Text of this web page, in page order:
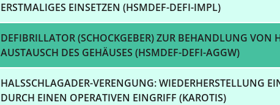
ERSTMALIGES EINSETZEN (HSMDEF-DEFI-IMPL)
DEFIBRILLATOR (SCHOCKGEBER) ZUR BEHANDLUNG VON
AUSTAUSCH DES GEHÄUSES (HSMDEF-DEFI-AGGW)
HALSSCHLAGADER-VERENGUNG: WIEDERHERSTELLUNG
DURCH EINEN OPERATIVEN EINGRIFF (KAROTIS)